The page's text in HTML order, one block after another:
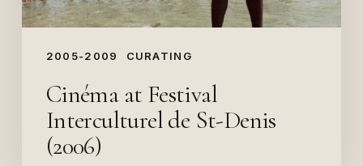
2005-2009 CURATING
Cinéma at Festival
Interculturel de St-Denis
(2006)